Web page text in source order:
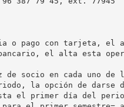
o pago con tarjeta, el
el alta esta
socio en cada uno de
la opción de darse
el primer día del